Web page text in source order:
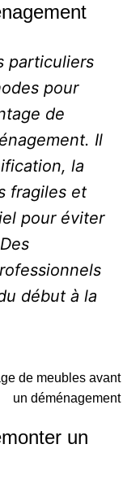
particuliers
pour
de
Il
la
fragiles et
pour éviter
début à la
de meubles avant
un déménagement
un